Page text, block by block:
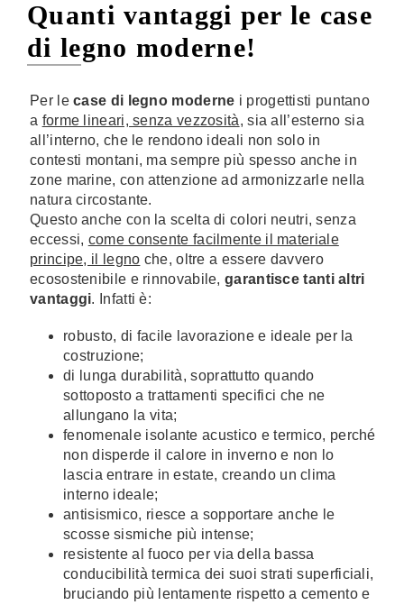
Quanti vantaggi per le case
di legno moderne!
Per lecase di legno moderne i progettisti puntano
a forme lineari, senza vezzosità, sia all’esterno sia
all’interno, che le rendono ideali non solo in
contesti montani, ma sempre più spesso anche in
zone marine, con attenzione ad armonizzarle nella
natura circostante.
Questo anche con la scelta di colori neutri, senza
eccessi, come consente facilmente il materiale
principe, il legno che, oltre a essere davvero
ecosostenibile e rinnovabile, garantisce tanti altri
vantaggi. Infatti è:
robusto, di facile lavorazione e ideale per la
costruzione;
di lunga durabilità, soprattutto quando
sottoposto a trattamenti specifici che ne
allungano la vita;
fenomenale isolante acustico e termico, perché
non disperde il calore in inverno e non lo
lascia entrare in estate, creando un clima
interno ideale;
antisismico, riesce a sopportare anche le
scosse sismiche più intense;
resistente al fuoco per via della bassa
conducibilità termica dei suoi strati superficiali,
bruciando più lentamente rispetto a cemento e